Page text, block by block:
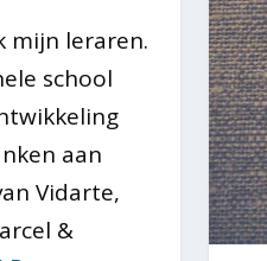
mijn leraren.
school
aan
Vidarte,
&